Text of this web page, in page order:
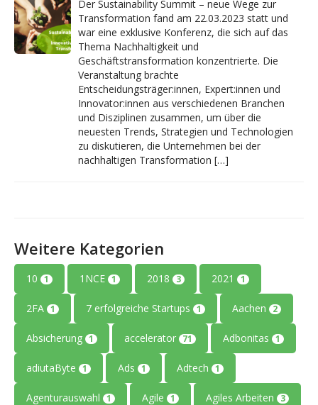
Der Sustainability Summit – neue Wege zur
Transformation fand am 22.03.2023 statt und
war eine exklusive Konferenz, die sich auf das
Thema Nachhaltigkeit und
Geschäftstransformation konzentrierte. Die
Veranstaltung brachte
Entscheidungsträger:innen, Expert:innen und
Innovator:innen aus verschiedenen Branchen
und Disziplinen zusammen, um über die
neuesten Trends, Strategien und Technologien
zu diskutieren, die Unternehmen bei der
nachhaltigen Transformation […]
Weitere Kategorien
10 1 1NCE 1 2018 3 2021 1
2FA 1 7 erfolgreiche Startups 1 Aachen 2
Absicherung 1 accelerator 71 Adbonitas 1
adiutaByte 1 Ads 1 Adtech 1
Agenturauswahl 1 Agile 1 Agiles Arbeiten 3